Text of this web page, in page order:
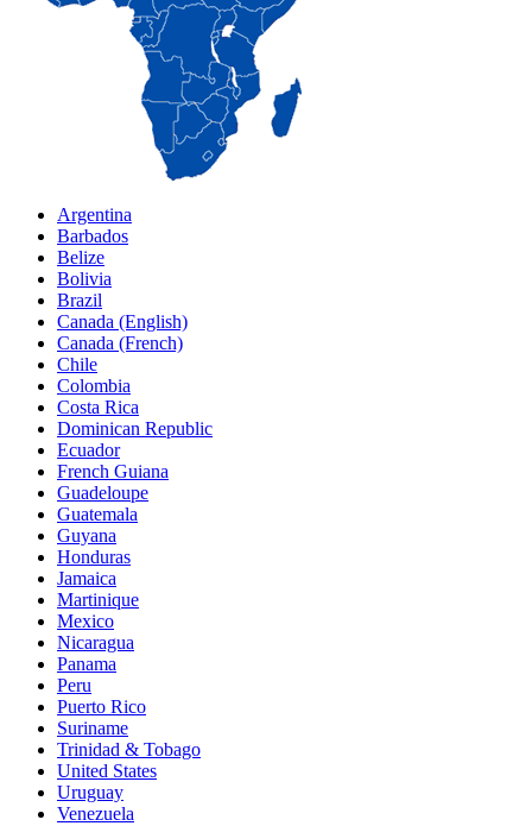
Argentina
Barbados
Belize
Bolivia
Brazil
Canada (English)
Canada (French)
Chile
Colombia
Costa Rica
Dominican Republic
Ecuador
French Guiana
Guadeloupe
Guatemala
Guyana
Honduras
Jamaica
Martinique
Mexico
Nicaragua
Panama
Peru
Puerto Rico
Suriname
Trinidad & Tobago
United States
Uruguay
Venezuela